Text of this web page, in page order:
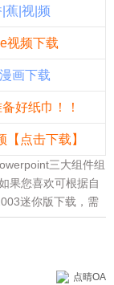
蕉|视|频
视频下载
画下载
好纸巾！！
【点击下载】
三大组件组
果您喜欢可根据自
迷你版下载，需
的一次，因为我认
已经集成SP1，又